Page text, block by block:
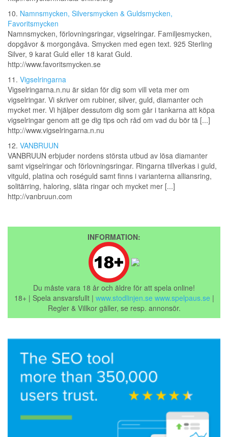
10. Namnsmycken, Silversmycken & Guldsmycken,
Favoritsmycken
Namnsmycken, förlovningsringar, vigselringar. Familjesmycken,
dopgåvor & morgongåva. Smycken med egen text. 925 Sterling
Silver, 9 karat Guld eller 18 karat Guld.
http://www.favoritsmycken.se
11. Vigselringarna
Vigselringarna.n.nu är sidan för dig som vill veta mer om
vigselringar. Vi skriver om rubiner, silver, guld, diamanter och
mycket mer. Vi hjälper dessutom dig som går i tankarna att köpa
vigselringar genom att ge dig tips och råd om vad du bör tä [...]
http://www.vigselringarna.n.nu
12. VANBRUUN
VANBRUUN erbjuder nordens största utbud av lösa diamanter
samt vigselringar och förlovningsringar. Ringarna tillverkas i guld,
vitguld, platina och roséguld samt finns i varianterna alliansring,
solitärring, haloring, släta ringar och mycket mer [...]
http://vanbruun.com
INFORMATION:
Du måste vara 18 år och äldre för att spela online!
18+ | Spela ansvarsfullt | www.stodlinjen.se www.spelpaus.se |
Regler & Villkor gäller, se resp. annonsör.